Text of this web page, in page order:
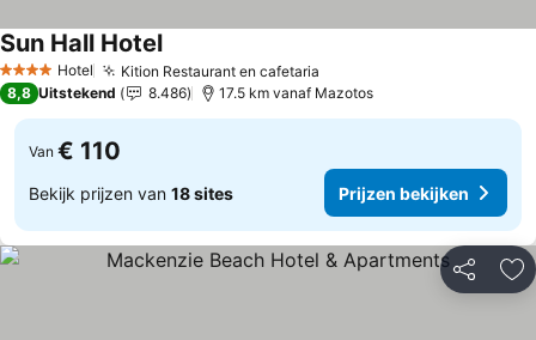
4 SterrenHotel Kition Restaurant en cafetaria
Sun Hall HotelPrijzen bekijken
8,8 Uitstekend 8.486 17.5 km vanaf Mazotos
Van € 110
Bekijk prijzen van 18 sites Prijzen bekijken
Delen